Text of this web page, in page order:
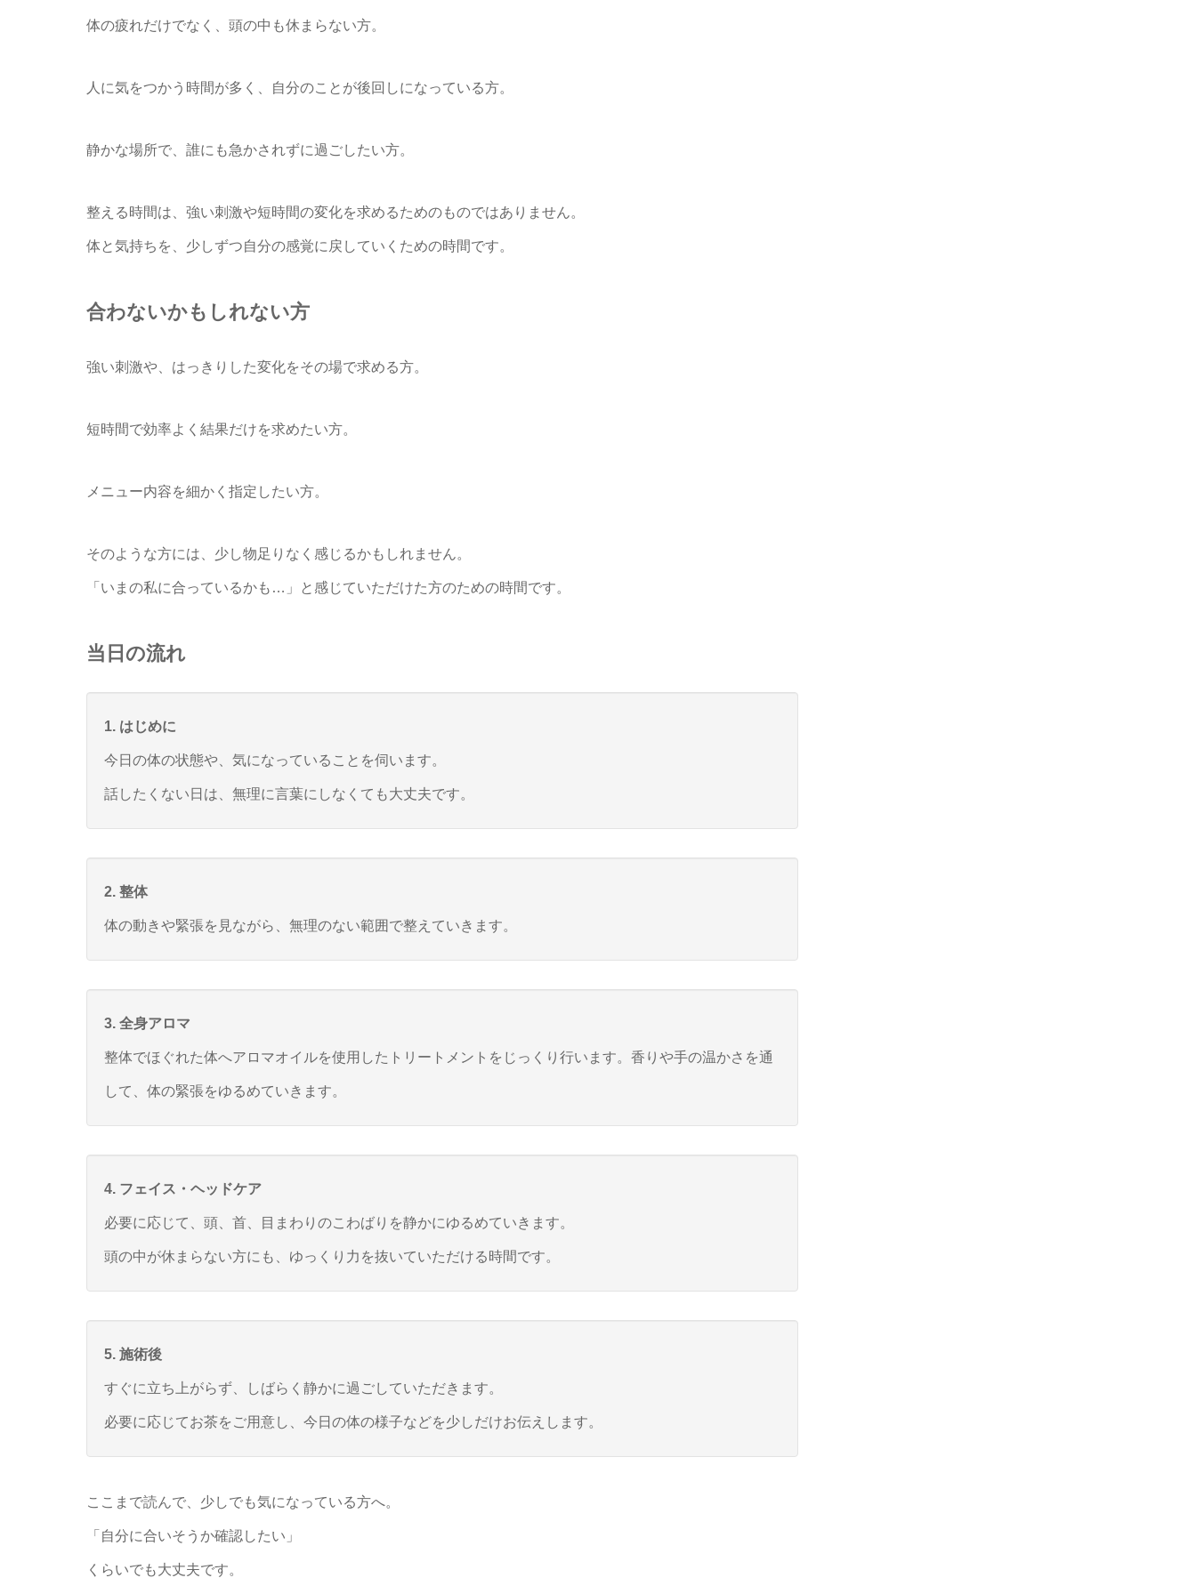
体の疲れだけでなく、頭の中も休まらない方。
人に気をつかう時間が多く、自分のことが後回しになっている方。
静かな場所で、誰にも急かされずに過ごしたい方。
整える時間は、強い刺激や短時間の変化を求めるためのものではありません。
体と気持ちを、少しずつ自分の感覚に戻していくための時間です。
合わないかもしれない方
強い刺激や、はっきりした変化をその場で求める方。
短時間で効率よく結果だけを求めたい方。
メニュー内容を細かく指定したい方。
そのような方には、少し物足りなく感じるかもしれません。
「いまの私に合っているかも…」と感じていただけた方のための時間です。
当日の流れ
1. はじめに
今日の体の状態や、気になっていることを伺います。
話したくない日は、無理に言葉にしなくても大丈夫です。
2. 整体
体の動きや緊張を見ながら、無理のない範囲で整えていきます。
3. 全身アロマ
整体でほぐれた体へアロマオイルを使用したトリートメントをじっくり行います。香りや手の温かさを通
して、体の緊張をゆるめていきます。
4. フェイス・ヘッドケア
必要に応じて、頭、首、目まわりのこわばりを静かにゆるめていきます。
頭の中が休まらない方にも、ゆっくり力を抜いていただける時間です。
5. 施術後
すぐに立ち上がらず、しばらく静かに過ごしていただきます。
必要に応じてお茶をご用意し、今日の体の様子などを少しだけお伝えします。
ここまで読んで、少しでも気になっている方へ。
「自分に合いそうか確認したい」
くらいでも大丈夫です。